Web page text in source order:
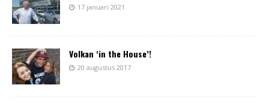
17 januari 2021
Volkan ‘in the House’!
20 augustus 2017